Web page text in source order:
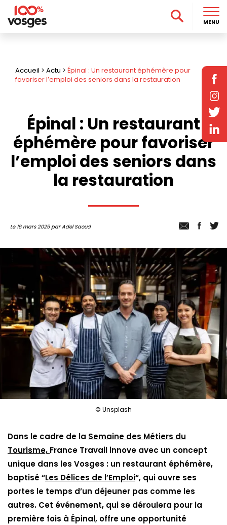
Accueil > Actu > Épinal : Un restaurant éphémère pour
favoriser l’emploi des seniors dans la restauration
Épinal : Un restaurant
éphémère pour favoriser
l’emploi des seniors dans
la restauration
Le 16 mars 2025 par Adel Saoud
© Unsplash
Dans le cadre de la Semaine des Métiers du
Tourisme, France Travail innove avec un concept
unique dans les Vosges : un restaurant éphémère,
baptisé “Les Délices de l’Emploi“, qui ouvre ses
portes le temps d’un déjeuner pas comme les
autres. Cet événement, qui se déroulera pour la
première fois à Épinal, offre une opportunité
MENU